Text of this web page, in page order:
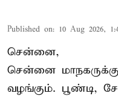
Published on: 10 Aug 2026,
சென்னை,
சென்னை
வழங்கும். பூண்டி,